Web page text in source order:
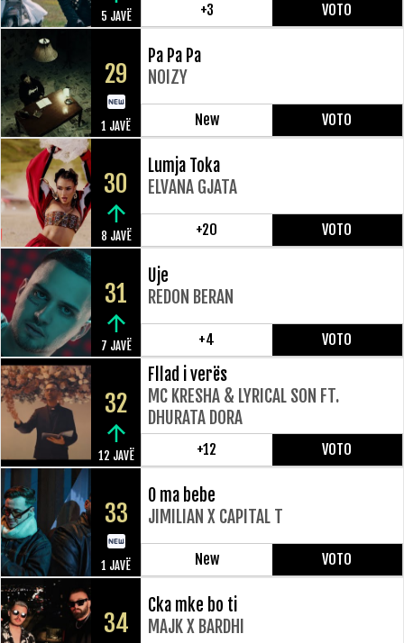
5 JAVË +3 VOTO
29
1 JAVË
Pa Pa Pa
NOIZY
New VOTO
30
8 JAVË
Lumja Toka
ELVANA GJATA
+20 VOTO
31
7 JAVË
Uje
REDON BERAN
+4 VOTO
32
12 JAVË
Fllad i verës
MC KRESHA & LYRICAL SON FT.
DHURATA DORA
+12 VOTO
33
1 JAVË
O ma bebe
JIMILIAN X CAPITAL T
New VOTO
34
Cka mke bo ti
MAJK X BARDHI